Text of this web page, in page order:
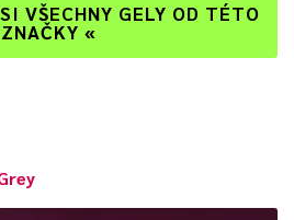
VŠECHNY GELY OD TÉTO
ZNAČKY «